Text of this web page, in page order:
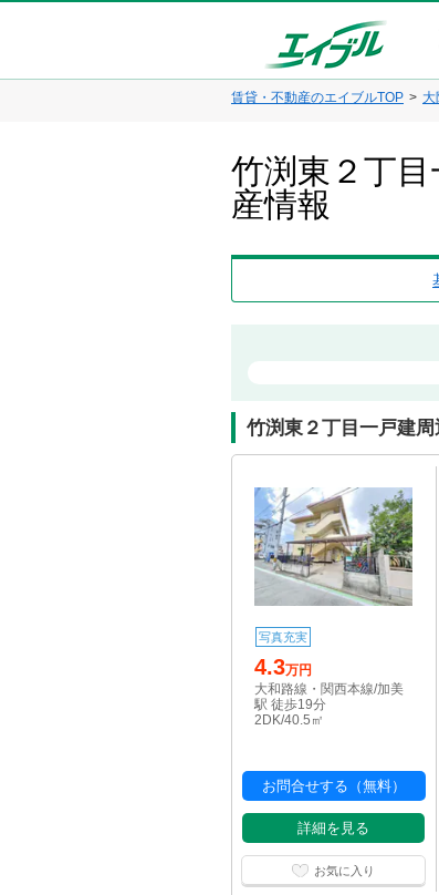
賃貸・不動産のエイブルTOP 大
竹渕東２丁
産情報
竹渕東２丁目一戸建
写真充実
4.3万円
大和路線・関西本線/加美
駅 徒歩19分
2DK/40.5㎡
お問合せする（無料）
詳細を見る
お気に入り